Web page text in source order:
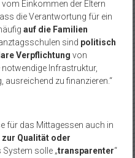
Einkommen der Eltern
die Verantwortung für ein
auf die Familien
sind politisch
Verpflichtung von
Infrastruktur,
zu finanzieren.“
für das Mittagessen auch in
Qualität oder
solle „transparenter“